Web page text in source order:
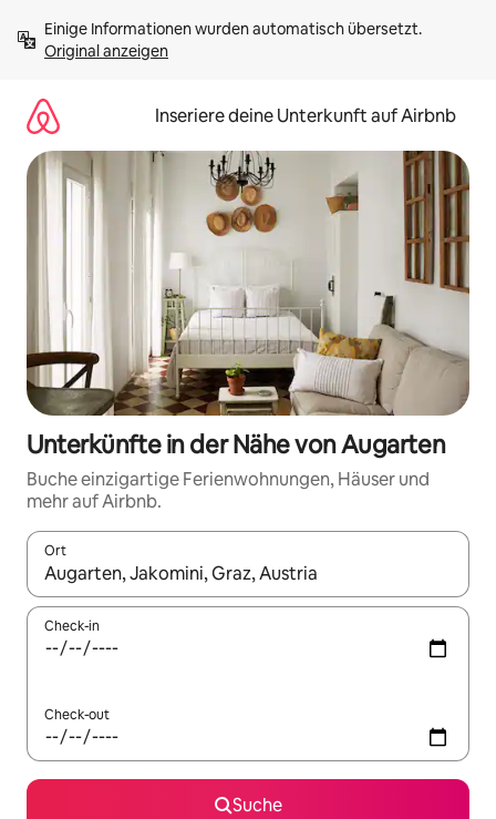
Inhalten
springenOriginal anzeigen
Inseriere deine Unterkunft auf Airbnb
Unterkünfte in der Nähe von Augarten
Buche einzigartige Ferienwohnungen, Häuser und
mehr auf Airbnb.
Ort
Wenn Ergebnisse verfügbar sind, navigiere mit den
Check-in
Check-out
Suche